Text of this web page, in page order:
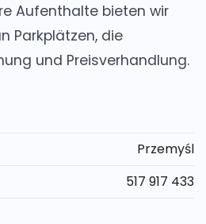
Aufenthalte bieten wir
Parkplätzen, die
und Preisverhandlung.
Przemyśl
517 917 433